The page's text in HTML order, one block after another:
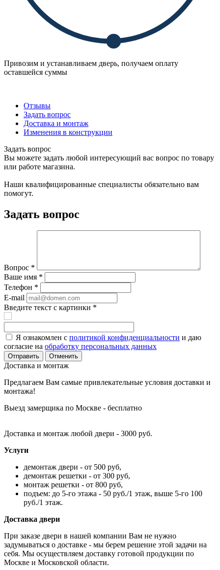
Привозим и устанавливаем дверь, получаем оплату
оставшейся суммы
Отзывы
Задать вопрос
Доставка и монтаж
Изменения в конструкции
Задать вопрос
Вы можете задать любой интересующий вас вопрос по товару
или работе магазина.
Наши квалифицированные специалисты обязательно вам
помогут.
Задать вопрос
Вопрос *
Ваше имя *
Телефон *
E-mail
Введите текст с картинки *
Я ознакомлен с политикой конфиденциальности и даю
согласие на обработку персональных данных
Отменить
Доставка и монтаж
Предлагаем Вам самые привлекательные условия доставки и
монтажа!
Выезд замерщика по Москве - бесплатно
Доставка и монтаж любой двери - 3000 руб.
Услуги
демонтаж двери - от 500 руб,
демонтаж решетки - от 300 руб,
монтаж решетки - от 800 руб,
подъем: до 5-го этажа - 50 руб./1 этаж, выше 5-го 100
руб./1 этаж.
Доставка двери
При заказе двери в нашей компании Вам не нужно
задумываться о доставке - мы берем решение этой задачи на
себя. Мы осуществляем доставку готовой продукции по
Москве и Московской области.